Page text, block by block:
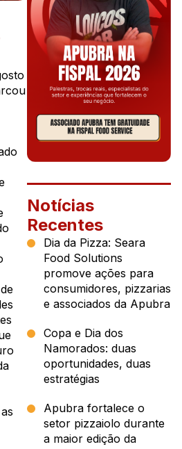
Notícias
Recentes
Dia da Pizza: Seara
Food Solutions
promove ações para
consumidores, pizzarias
e associados da Apubra
Copa e Dia dos
Namorados: duas
oportunidades, duas
estratégias
Apubra fortalece o
setor pizzaiolo durante
a maior edição da